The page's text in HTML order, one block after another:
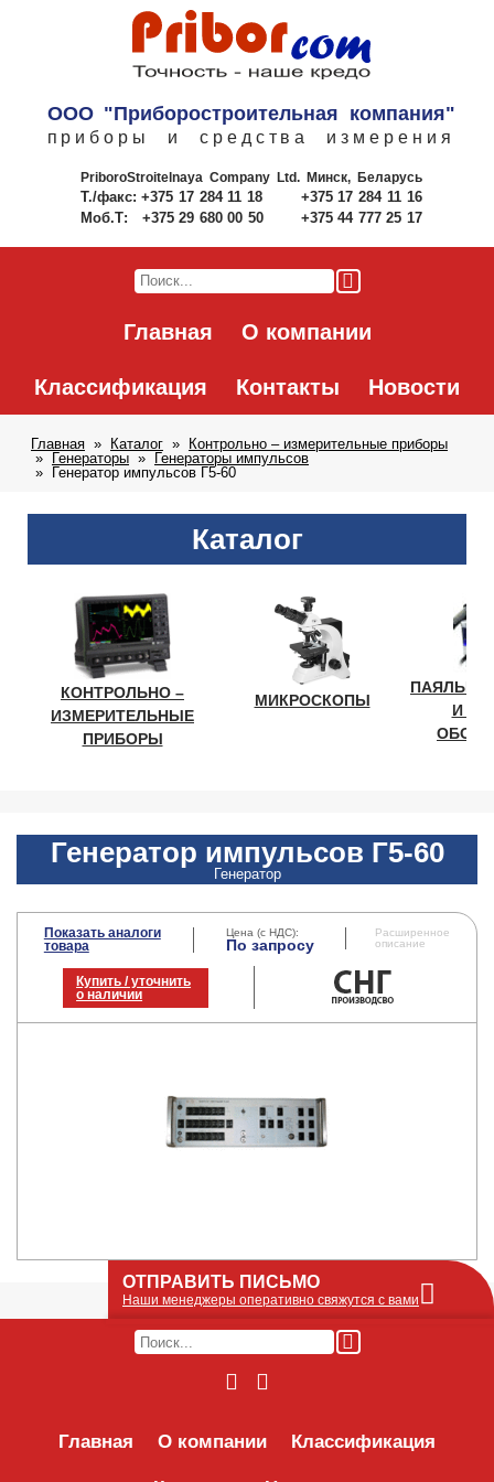
ООО "Приборостроительная компания"
приборы и средства измерения
PriboroStroitelnaya Company Ltd.Минск, Беларусь
Т./факс: +375 17 284 11 18
+375 17 284 11 16
Моб.Т:
+375 29 680 00 50 +375 44 777 25 17
Главная О компании
Классификация Контакты Новости
Главная Каталог
Контрольно – измерительные приборы
Генераторы
Генераторы импульсов
Генератор импульсов Г5-60
Каталог
КОНТРОЛЬНО –
ИЗМЕРИТЕЛЬНЫЕ
ПРИБОРЫ
МИКРОСКОПЫ
И
Генератор импульсов Г5-60
Генератор
Показать аналоги
товара
Цена (с НДС):
По запросу
Расширенное
описание
Купить / уточнить
о наличии
Главная О компании Классификация
ОТПРАВИТЬ ПИСЬМО
Наши менеджеры оперативно свяжутся с вами
Оставьте Ваше сообщение или запрос по
его получим по e-mail и оперативно ответим!